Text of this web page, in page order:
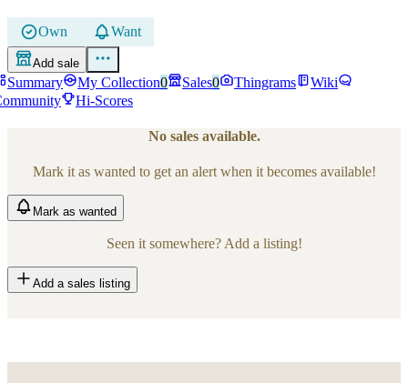
Own Want
Add sale
Summary My Collection0 Sales0 Thingrams
Wiki
Hi-Scores
No sales available.
Mark it as wanted to get an alert when it becomes available!
Mark as wanted
Seen it somewhere? Add a listing!
Add a sales listing